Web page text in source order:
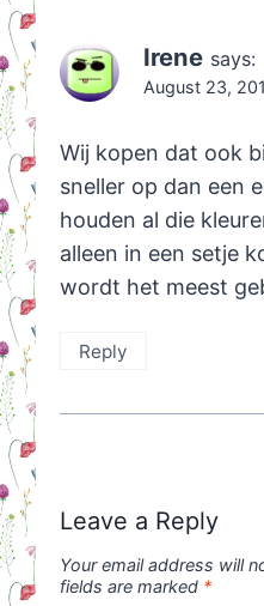
Irene says:
August 23,
Wij kopen dat ook
sneller op dan een
houden al die
alleen in een setje
wordt het meest
Reply
Leave a Reply
Your email address will
fields are marked *